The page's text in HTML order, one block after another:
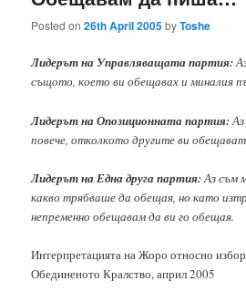
Posted on26th April 2005byToshe
Лидерът на Управляващата партия:
същото, което ви обещавах и миналия
Лидерът на Опозиционната партия:
повече, отколкото другите ви
Лидерът на Една друга партия:Аз съм
какво трябваше да обещая, но като
непременно обещавам да ви го обещая.
Интерпретацията на Жоро относно
Обединеното Кралство, април 2005